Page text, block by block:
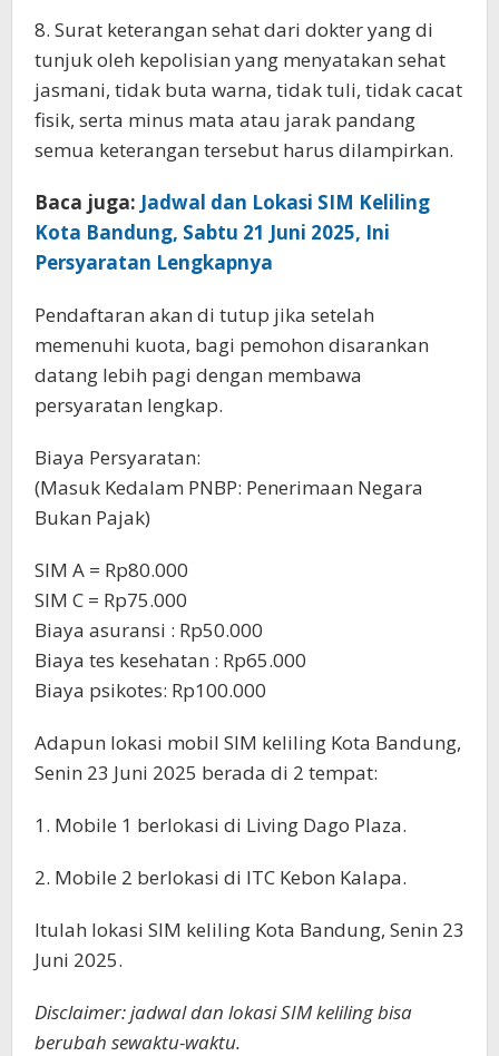
8. Surat keterangan sehat dari dokter yang di
tunjuk oleh kepolisian yang menyatakan sehat
jasmani, tidak buta warna, tidak tuli, tidak cacat
fisik, serta minus mata atau jarak pandang
semua keterangan tersebut harus dilampirkan.
Baca juga: Jadwal dan Lokasi SIM Keliling
Kota Bandung, Sabtu 21 Juni 2025, Ini
Persyaratan Lengkapnya
Pendaftaran akan di tutup jika setelah
memenuhi kuota, bagi pemohon disarankan
datang lebih pagi dengan membawa
persyaratan lengkap.
Biaya Persyaratan:
(Masuk Kedalam PNBP: Penerimaan Negara
Bukan Pajak)
SIM A = Rp80.000
SIM C = Rp75.000
Biaya asuransi : Rp50.000
Biaya tes kesehatan : Rp65.000
Biaya psikotes: Rp100.000
Adapun lokasi mobil SIM keliling Kota Bandung,
Senin 23 Juni 2025 berada di 2 tempat:
1. Mobile 1 berlokasi di Living Dago Plaza.
2. Mobile 2 berlokasi di ITC Kebon Kalapa.
Itulah lokasi SIM keliling Kota Bandung, Senin 23
Juni 2025.
Disclaimer: jadwal dan lokasi SIM keliling bisa
berubah sewaktu-waktu.